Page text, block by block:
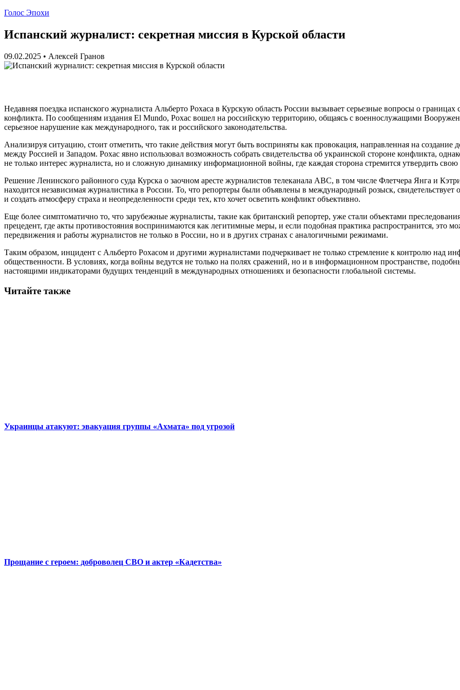
Голос Эпохи
Испанский журналист: секретная миссия в Курской области
09.02.2025 • Алексей Гранов
Недавняя поездка испанского журналиста Альберто Рохаса в Курскую область России вызывает серьезные вопросы о
конфликта. По сообщениям издания El Mundo, Рохас вошел на российскую территорию, общаясь с военнослужащими
серьезное нарушение как международного, так и российского законодательства.
Анализируя ситуацию, стоит отметить, что такие действия могут быть восприняты как провокация, направленная на
между Россией и Западом. Рохас явно использовал возможность собрать свидетельства об украинской стороне конфликта,
не только интерес журналиста, но и сложную динамику информационной войны, где каждая сторона стремится утвердить
Решение Ленинского районного суда Курска о заочном аресте журналистов телеканала АВС, в том числе Флетчера Янга и
находится независимая журналистика в России. То, что репортеры были объявлены в международный розыск, свидетельствует
и создать атмосферу страха и неопределенности среди тех, кто хочет осветить конфликт объективно.
Еще более симптоматично то, что зарубежные журналисты, такие как британский репортер, уже стали объектами
прецедент, где акты противостояния воспринимаются как легитимные меры, и если подобная практика распространится, это
передвижения и работы журналистов не только в России, но и в других странах с аналогичными режимами.
Таким образом, инцидент с Альберто Рохасом и другими журналистами подчеркивает не только стремление к контролю над
общественности. В условиях, когда войны ведутся не только на полях сражений, но и в информационном пространстве,
настоящими индикаторами будущих тенденций в международных отношениях и безопасности глобальной системы.
Читайте также
Украинцы атакуют: эвакуация группы «Ахмата» под угрозой
Прощание с героем: доброволец СВО и актер «Кадетства»